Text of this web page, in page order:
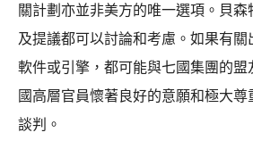
關計劃亦並非美方的唯一選項。貝
及提議都可以討論和考慮。如果有
軟件或引擎，都可能與七國集團的
國高層官員懷著良好的意願和極大
談判。